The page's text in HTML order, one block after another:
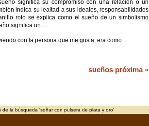
significa su compromisocon una relación o un
indica su lealtad a sus ideales, responsabilidades
roto se explica como el sueño de un simbolismo
significa un …
con la persona que me gusta, era como …
sueños próxima »
de la búsqueda 'soñar con pulsera de plata y oro'